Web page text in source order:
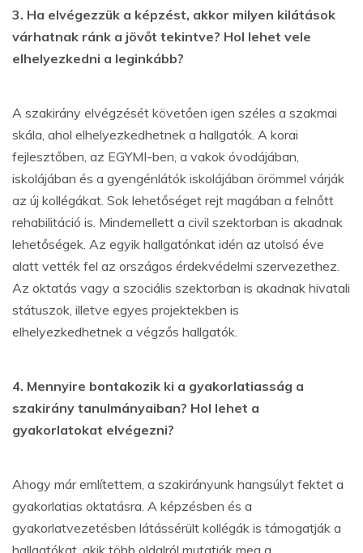
3. Ha elvégezzük a képzést, akkor milyen kilátások
várhatnak ránk a jövőt tekintve? Hol lehet vele
elhelyezkedni a leginkább?
A szakirány elvégzését követően igen széles a szakmai
skála, ahol elhelyezkedhetnek a hallgatók. A korai
fejlesztőben, az EGYMI-ben, a vakok óvodájában,
iskolájában és a gyengénlátók iskolájában örömmel várják
az új kollégákat. Sok lehetőséget rejt magában a felnőtt
rehabilitáció is. Mindemellett a civil szektorban is akadnak
lehetőségek. Az egyik hallgatónkat idén az utolsó éve
alatt vették fel az országos érdekvédelmi szervezethez.
Az oktatás vagy a szociális szektorban is akadnak hivatali
státuszok, illetve egyes projektekben is
elhelyezkedhetnek a végzős hallgatók.
4. Mennyire bontakozik ki a gyakorlatiasság a
szakirány tanulmányaiban? Hol lehet a
gyakorlatokat elvégezni?
Ahogy már említettem, a szakirányunk hangsúlyt fektet a
gyakorlatias oktatásra. A képzésben és a
gyakorlatvezetésben látássérült kollégák is támogatják a